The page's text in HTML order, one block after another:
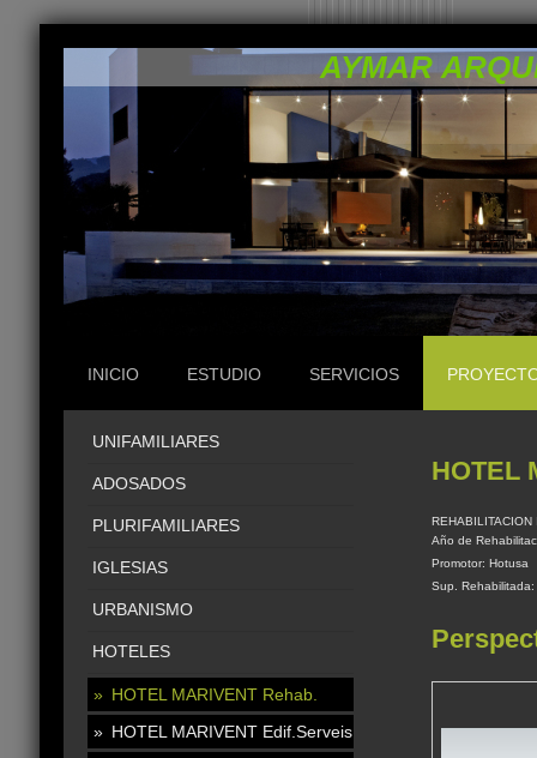
AYMAR
INICIO ESTUDIO SERVICIOS
HOTEL
REHABILITACION
Año de
Promotor: Hotusa
Sup.
UNIFAMILIARES
ADOSADOS
PLURIFAMILIARES
IGLESIAS
URBANISMO
HOTELES
HOTEL MARIVENT Rehab.
HOTEL MARIVENT Edif.Serveis